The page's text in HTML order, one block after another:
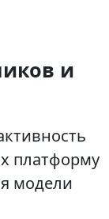
и
платформу
модели